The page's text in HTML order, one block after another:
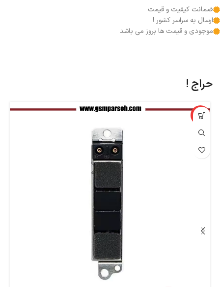
ضمانت کیفیت و قیمت
ارسال به سراسر کشور !
موجودی و قیمت ها بروز می باشد
حراج !
-67%